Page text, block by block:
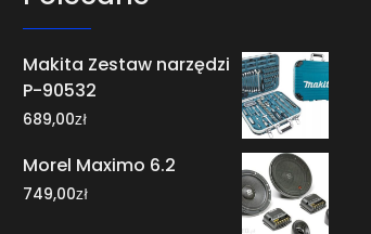
Makita Zestaw narzędzi
P-90532
689,00zł
Morel Maximo 6.2
749,00zł